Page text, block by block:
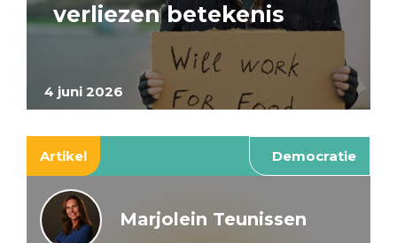
4 juni 2026
verliezen betekenis
Artikel Democratie
Marjolein Teunissen